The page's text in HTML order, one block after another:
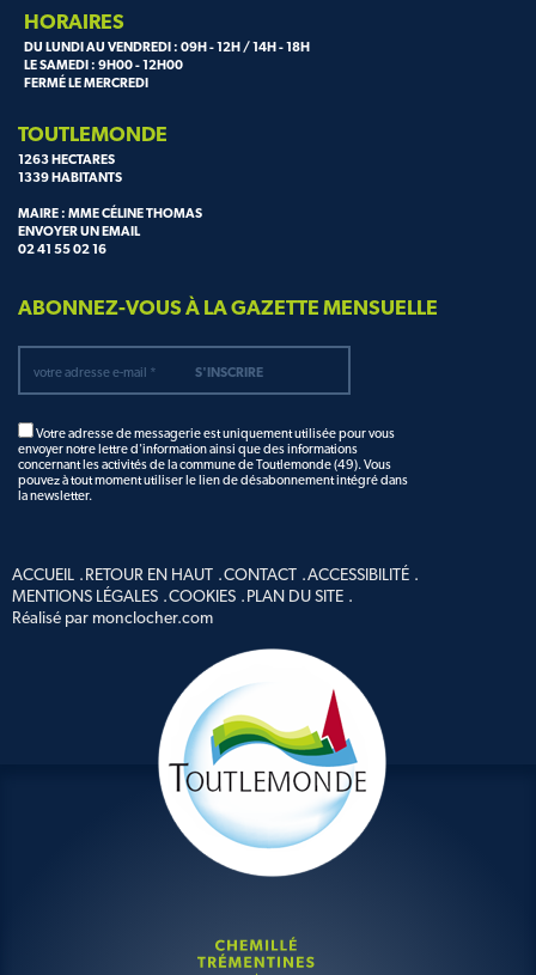
HORAIRES
DU LUNDI AU VENDREDI : 09H - 12H / 14H - 18H
LE SAMEDI : 9H00 - 12H00
FERMÉ LE MERCREDI
TOUTLEMONDE
1263 HECTARES
1339 HABITANTS
MAIRE : MME CÉLINE THOMAS
ENVOYER UN EMAIL
02 41 55 02 16
ABONNEZ-VOUS À LA GAZETTE MENSUELLE
Votre adresse de messagerie est uniquement utilisée pour vous
envoyer notre lettre d'information ainsi que des informations
concernant les activités de la commune de Toutlemonde (49). Vous
pouvez à tout moment utiliser le lien de désabonnement intégré dans
la newsletter.
ACCUEIL RETOUR EN HAUT CONTACT ACCESSIBILITÉ
MENTIONS LÉGALES COOKIES
PLAN DU SITE
Réalisé par monclocher.com